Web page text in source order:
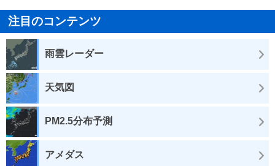
注目のコンテンツ
雨雲レーダー
天気図
PM2.5分布予測
アメダス